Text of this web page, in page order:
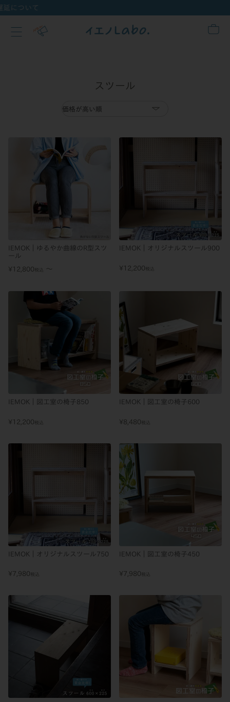
いて
スツール
IEMOK｜ゆるやか曲線のR型スツ
ール
¥ 12,800 税込 〜
IEMOK｜オリジナルスツール900
¥ 12,200 税込
IEMOK｜図工室の椅子850
¥ 12,200 税込
IEMOK｜図工室の椅子600
¥8,480 税込
IEMOK｜オリジナルスツール750
¥ 7,980 税込
IEMOK｜図工室の椅子450
¥ 7,980 税込